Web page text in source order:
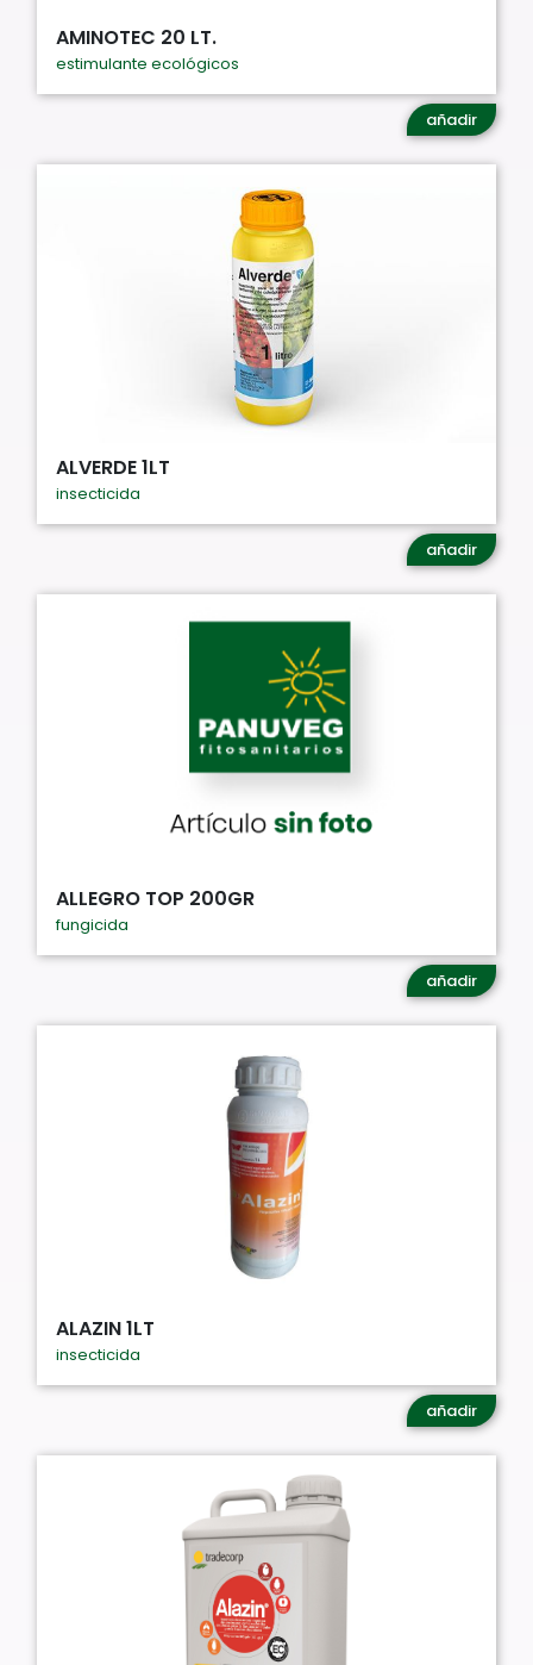
AMINOTEC 20 LT.
estimulante ecológicos
añadir
ALVERDE 1LT
insecticida
añadir
ALLEGRO TOP 200GR
fungicida
añadir
ALAZIN 1LT
insecticida
añadir